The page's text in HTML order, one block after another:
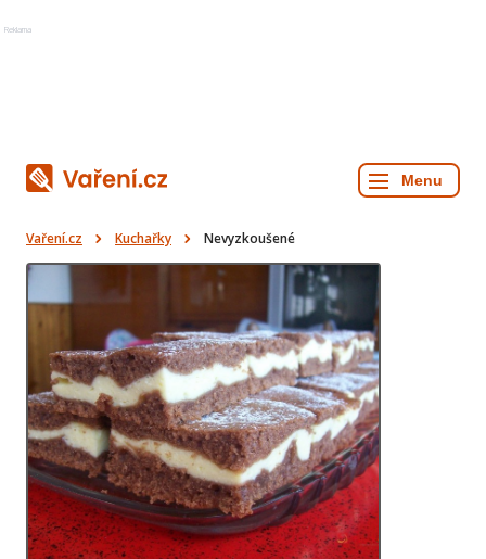
Reklama
Vaření.cz Kuchařky Nevyzkoušené